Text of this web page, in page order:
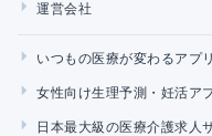
運営会社
いつもの医療が変わるアプ
女性向け生理予測・妊活ア
日本最大級の医療介護求人